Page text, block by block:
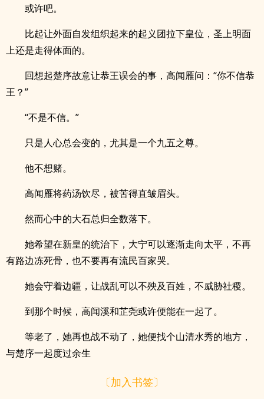
或许吧。
比起让外面自发组织起来的起义团拉下皇位，圣上明面
上还是走得体面的。
回想起楚序故意让恭王误会的事，高闻雁问：“你不信恭
王？”
“不是不信。”
只是人心总会变的，尤其是一个九五之尊。
他不想赌。
高闻雁将药汤饮尽，被苦得直皱眉头。
然而心中的大石总归全数落下。
她希望在新皇的统治下，大宁可以逐渐走向太平，不再
有路边冻死骨，也不要再有流民百家哭。
她会守着边疆，让战乱可以不殃及百姓，不威胁社稷。
到那个时候，高闻溪和芷尧或许便能在一起了。
等老了，她再也战不动了，她便找个山清水秀的地方，
与楚序一起度过余生
〔加入书签〕